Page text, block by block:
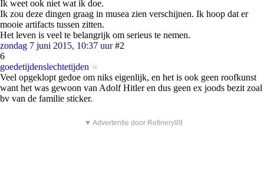
Ik weet ook niet wat ik doe.
Ik zou deze dingen graag in musea zien verschijnen. Ik hoop dat er
mooie artifacts tussen zitten.
Het leven is veel te belangrijk om serieus te nemen.
zondag 7 juni 2015, 10:37 uur #2
6
goedetijdenslechtetijden
Veel opgeklopt gedoe om niks eigenlijk, en het is ook geen roofkunst
want het was gewoon van Adolf Hitler en dus geen ex joods bezit zoal
bv van de familie sticker.
▼ Advertentie door Refinery89